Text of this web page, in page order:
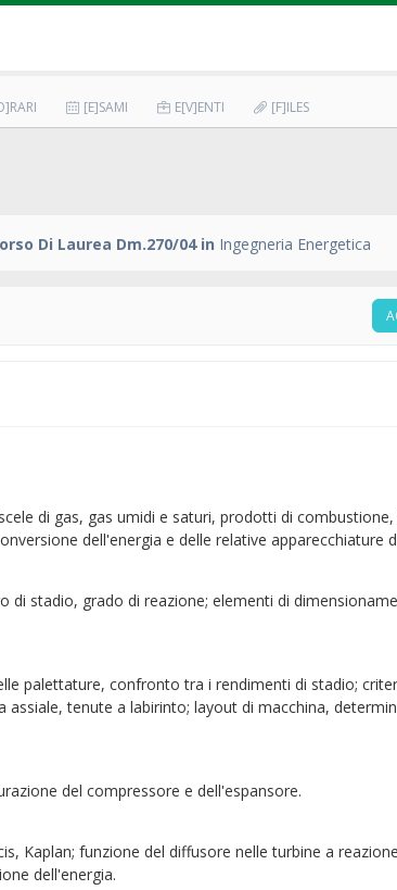
[E]SAMI E[V]ENTI [F]ILES
Di Laurea Dm.270/04 in Ingegneria Energetica
di gas, gas umidi e saturi, prodotti di
dell'energia e delle relative apparecchiature
stadio, grado di reazione; elementi di
palettature, confronto tra i rendimenti di stadio;
tenute a labirinto; layout di macchina,
del compressore e dell'espansore.
Kaplan; funzione del diffusore nelle turbine a
dell'energia.